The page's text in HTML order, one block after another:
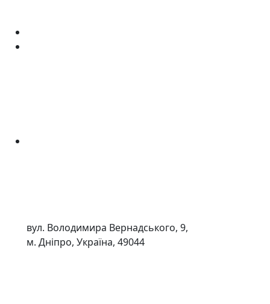
вул. Володимира Вернадського, 9,
м. Дніпро, Україна, 49044